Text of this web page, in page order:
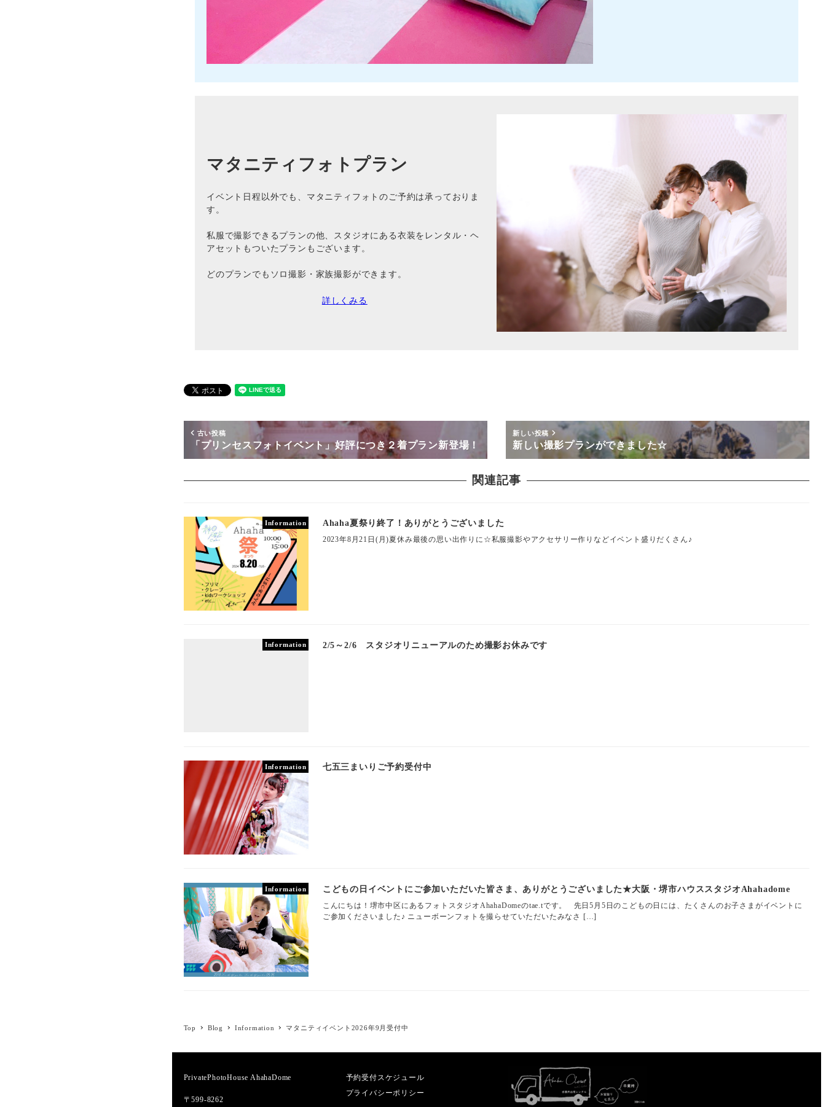
マタニティフォトプラン
イベント日程以外でも、マタニティフォトのご予約は承っておりま
す。
私服で撮影できるプランの他、スタジオにある衣装をレンタル・ヘ
アセットもついたプランもございます。
どのプランでもソロ撮影・家族撮影ができます。
詳しくみる
古い投稿
「プリンセスフォトイベント」好評につき２着プラン新登場！
新しい投稿
新しい撮影プランができました☆
関連記事
Information Ahaha夏祭り終了！ありがとうございました
2023年8月21日(月)夏休み最後の思い出作りに☆私服撮影やアクセサリー作りなどイベント盛りだくさん♪
Information 2/5～2/6 スタジオリニューアルのため撮影お休みです
Information 七五三まいりご予約受付中
Information こどもの日イベントにご参加いただいた皆さま、ありがとうございました★大阪・堺市ハウススタジオAhahadome
こんにちは！堺市中区にあるフォトスタジオAhahaDomeのtae.tです。 先日5月5日のこどもの日には、たくさんのお子さまがイベントに
ご参加くださいました♪ ニューボーンフォトを撮らせていただいたみなさ […]
Top Blog Information マタニティイベント2026年9月受付中
PrivatePhotoHouse AhahaDome
〒599-8262
予約受付スケジュール
プライバシーポリシー